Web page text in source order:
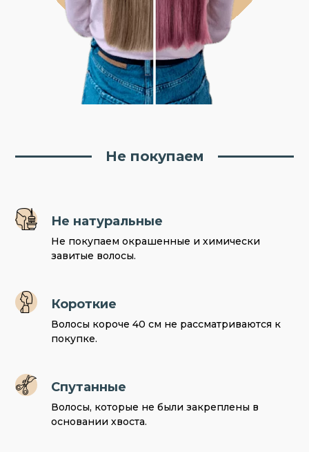
Не покупаем
Не натуральные
Не покупаем окрашенные и химически
завитые волосы.
Короткие
Волосы короче 40 см не рассматриваются к
покупке.
Спутанные
Волосы, которые не были закреплены в
основании хвоста.